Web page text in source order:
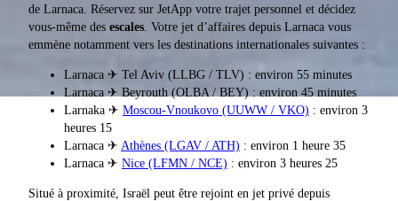
de Larnaca. Réservez sur JetApp votre trajet personnel et décidez
vous-même des escales . Votre jet d’affaires depuis Larnaca vous
emmène notamment vers les destinations internationales suivantes :
Larnaca ✈ Tel Aviv (LLBG / TLV) : environ 55 minutes
Larnaca ✈ Beyrouth (OLBA / BEY) : environ 45 minutes
Larnaka ✈ Moscou-Vnoukovo (UUWW / VKO) : environ 3
heures 15
Larnaca ✈ Athènes (LGAV / ATH) : environ 1 heure 35
Larnaca ✈ Nice (LFMN / NCE) : environ 3 heures 25
Situé à proximité, Israël peut être rejoint en jet privé depuis